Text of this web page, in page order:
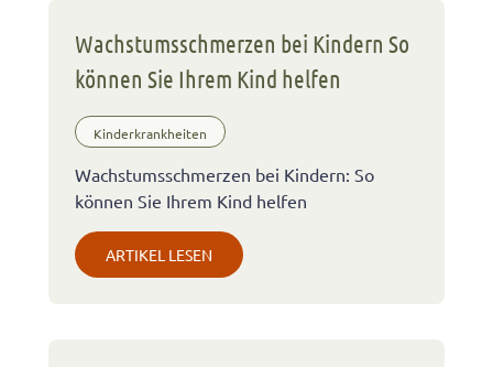
Wachstumsschmerzen bei Kindern So
können Sie Ihrem Kind helfen
Kinderkrankheiten
Wachstumsschmerzen bei Kindern: So
können Sie Ihrem Kind helfen
ARTIKEL LESEN